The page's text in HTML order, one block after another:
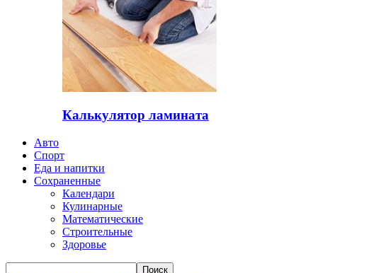
Калькулятор ламината
Авто
Спорт
Еда и напитки
Сохраненные
Календари
Кулинарные
Математические
Строительные
Здоровье